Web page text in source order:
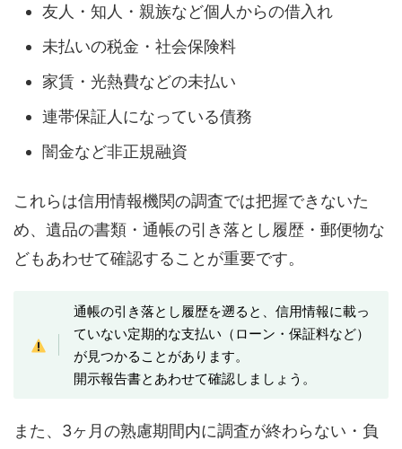
友人・知人・親族など個人からの借入れ
未払いの税金・社会保険料
家賃・光熱費などの未払い
連帯保証人になっている債務
闇金など非正規融資
これらは信用情報機関の調査では把握できないた
め、遺品の書類・通帳の引き落とし履歴・郵便物な
どもあわせて確認することが重要です。
通帳の引き落とし履歴を遡ると、信用情報に載っ
ていない定期的な支払い（ローン・保証料など）
が見つかることがあります。
開示報告書とあわせて確認しましょう。
また、3ヶ月の熟慮期間内に調査が終わらない・負